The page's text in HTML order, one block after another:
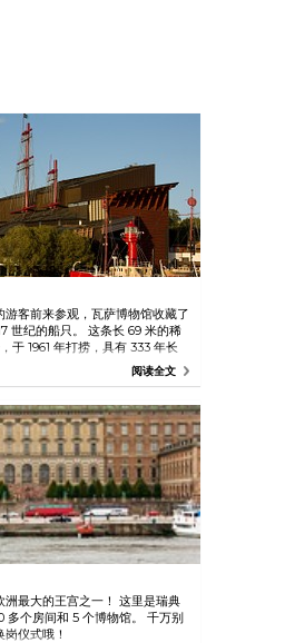
游客前来参观，瓦萨博物馆收藏了
世纪的船只。 这条长 69 米的稀
于 1961 年打捞，具有 333 年长
阅读全文
洲最大的王宫之一！ 这里是瑞典
多个房间和 5 个博物馆。 千万别
仪式哦！